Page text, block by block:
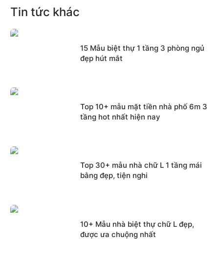
Tin tức khác
15 Mẫu biệt thự 1 tầng 3 phòng ngủ
đẹp hút mắt
Top 10+ mẫu mặt tiền nhà phố 6m 3
tầng hot nhất hiện nay
Top 30+ mẫu nhà chữ L 1 tầng mái
bằng đẹp, tiện nghi
10+ Mẫu nhà biệt thự chữ L đẹp,
được ưa chuộng nhất